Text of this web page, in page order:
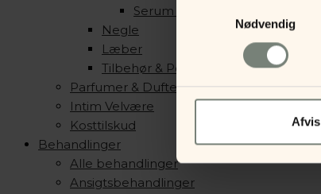
Nødvendig
Afvis
Serum & Primer
Negle
Læber
Tilbehør & Pensler
Parfumer & Dufte
Intim Velvære
Kosttilskud
Behandlinger
Alle behandlinger
Ansigtsbehandlinger